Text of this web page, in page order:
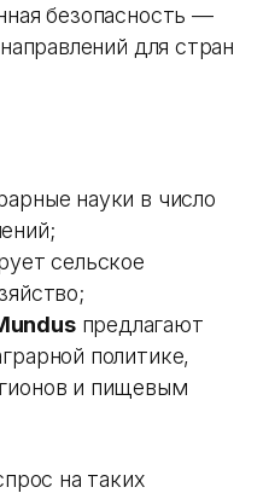
безопасность —
для стран
науки в число
сельское
предлагают
политике,
и пищевым
на таких